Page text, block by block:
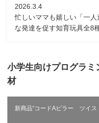
2026.3.4
忙しいママも嬉しい「一
な発達を促す知育玩具全8
小学生向けプログラ
材
新商品“コードAピラー ツイス